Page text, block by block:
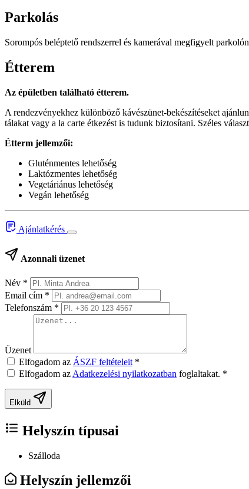
Parkolás
Sorompós beléptető rendszerrel és kamerával megfigyelt
Étterem
Az épületben található étterem.
A rendezvényekhez különböző kávészünet-bekészítéseket
tálakat vagy a la carte étkezést is tudunk biztosítani. Széles
Étterm jellemzői:
Gluténmentes lehetőség
Laktózmentes lehetőség
Vegetáriánus lehetőség
Vegán lehetőség
Ajánlatkérés
Azonnali üzenet
Név *
Email cím *
Telefonszám *
Üzenet
Elfogadom az ÁSZF feltételeit *
Elfogadom az Adatkezelési nyilatkozatban foglaltakat. *
Elküld
Helyszín típusai
Szálloda
Helyszín jellemzői